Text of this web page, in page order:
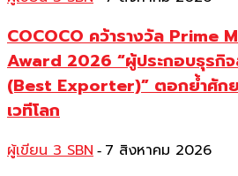
COCOCO คว้ารางวัล Prime
Award 2026 “ผู้ประกอบธุรกิ
(Best Exporter)” ตอกย้ำศัก
เวทีโลก
ผู้เขียน 3 SBN - 7 สิงหาคม 2026